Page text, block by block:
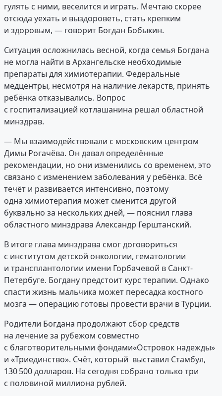
гулять с ними, веселится и играть. Мечтаю скорее
отсюда уехать и выздороветь, стать крепким
и здоровым, — говорит Богдан Бобыкин.
Ситуация осложнилась весной, когда семья Богдана
не могла найти в Архангельске необходимые
препараты для химиотерапии. Федеральные
медцентры, несмотря на наличие лекарств, принять
ребёнка отказывались. Вопрос
с госпитализацией котлашанина решал областной
минздрав.
— Мы взаимодействовали с московским центром
Димы Рогачёва. Он давал определённые
рекомендации, но они изменились со временем, это
связано с изменением заболевания у ребёнка. Всё
течёт и развивается интенсивно, поэтому
одна химиотерапия может сменится другой
буквально за нескольких дней, — пояснил глава
областного минздрава Александр Герштанский.
В итоге глава минздрава смог договориться
с институтом детской онкологии, гематологии
и трансплантологии имени Горбачевой в Санкт-
Петербуге. Богдану предстоит курс терапии. Однако
спасти жизнь мальчика может пересадка костного
мозга — операцию готовы провести врачи в Турции.
Родители Богдана продолжают сбор средств
на лечение за рубежом совместно
с благотворительными фондами«Островок надежды»
и «Триединство». Счёт, который выставил Стамбул,
130 500 долларов. На сегодня собрано только три
с половиной миллиона рублей.